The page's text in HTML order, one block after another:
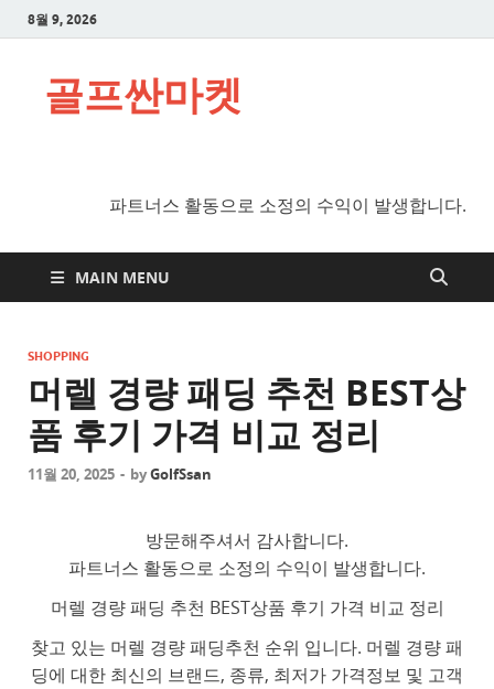
8월 9, 2026
골프싼마켓
파트너스 활동으로 소정의 수익이 발생합니다.
MAIN MENU
SHOPPING
머렐 경량 패딩 추천 BEST상
품 후기 가격 비교 정리
11월 20, 2025 - byGolfSsan
방문해주셔서 감사합니다.
파트너스 활동으로 소정의 수익이 발생합니다.
머렐 경량 패딩 추천 BEST상품 후기 가격 비교 정리
찾고 있는 머렐 경량 패딩추천 순위 입니다. 머렐 경량 패
딩에 대한 최신의 브랜드, 종류, 최저가 가격정보 및 고객